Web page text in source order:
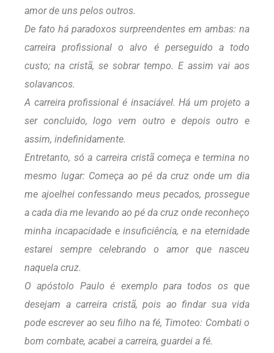
amor de uns pelos outros.
De fato há paradoxos surpreendentes em ambas: na
carreira profissional o alvo é perseguido a todo
custo; na cristã, se sobrar tempo. E assim vai aos
solavancos.
A carreira profissional é insaciável. Há um projeto a
ser concluido, logo vem outro e depois outro e
assim, indefinidamente.
Entretanto, só a carreira cristã começa e termina no
mesmo lugar: Começa ao pé da cruz onde um dia
me ajoelhei confessando meus pecados, prossegue
a cada dia me levando ao pé da cruz onde reconheço
minha incapacidade e insuficiência, e na eternidade
estarei sempre celebrando o amor que nasceu
naquela cruz.
O apóstolo Paulo é exemplo para todos os que
desejam a carreira cristã, pois ao findar sua vida
pode escrever ao seu filho na fé, Timoteo: Combati o
bom combate, acabei a carreira, guardei a fé.